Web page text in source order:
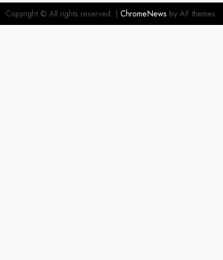
Copyright © All rights reserved. | ChromeNews by AF themes.